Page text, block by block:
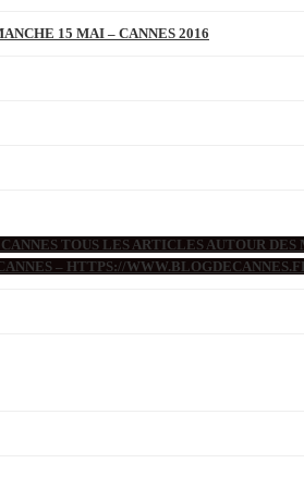
15 MAI – CANNES 2016
TOUS LES ARTICLES AUTOUR
– HTTPS://